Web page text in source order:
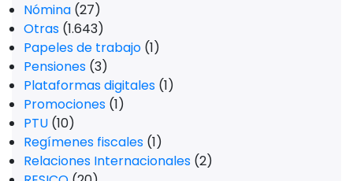
Nómina (27)
Otras (1.643)
Papeles de trabajo (1)
Pensiones (3)
Plataformas digitales (1)
Promociones (1)
PTU (10)
Regímenes fiscales (1)
Relaciones Internacionales (2)